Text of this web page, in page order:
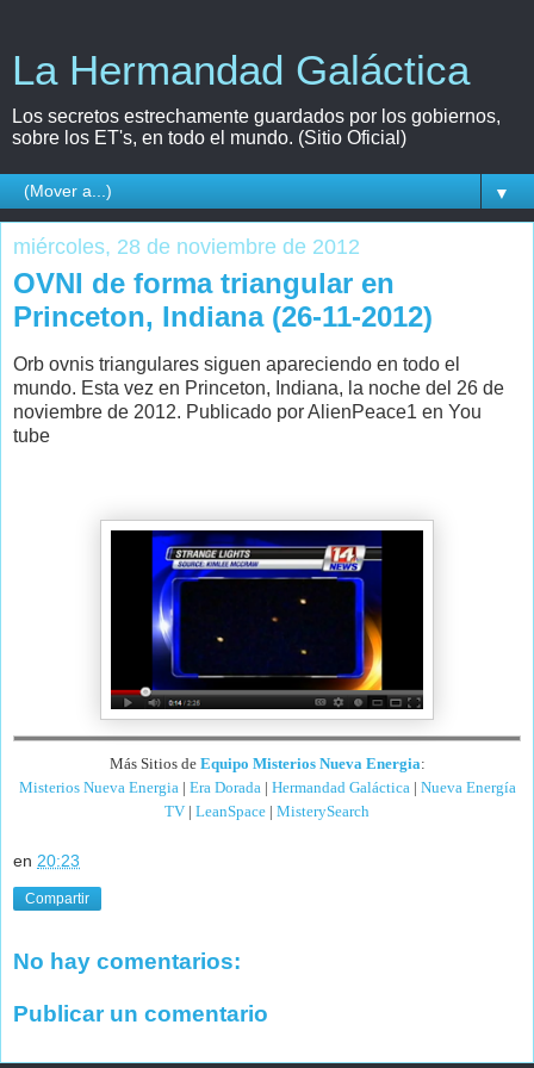
La Hermandad Galáctica
Los secretos estrechamente guardados por los gobiernos,
sobre los ET's, en todo el mundo. (Sitio Oficial)
▼
miércoles, 28 de noviembre de 2012
OVNI de forma triangular en
Princeton, Indiana (26-11-2012)
Orb ovnis triangulares siguen apareciendo en todo el
mundo. Esta vez en Princeton, Indiana, la noche del 26 de
noviembre de 2012. Publicado por AlienPeace1 en You
tube
Más Sitios de Equipo Misterios Nueva Energia:
Misterios Nueva Energia | Era Dorada | Hermandad Galáctica | Nueva Energía
TV | LeanSpace | MisterySearch
en 20:23
Compartir
No hay comentarios:
Publicar un comentario